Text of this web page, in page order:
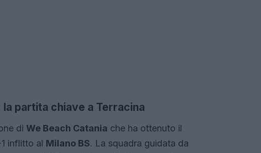
partita chiave a Terracina
di We Beach Catania che ha ottenuto il
inflitto al Milano BS. La squadra guidata da